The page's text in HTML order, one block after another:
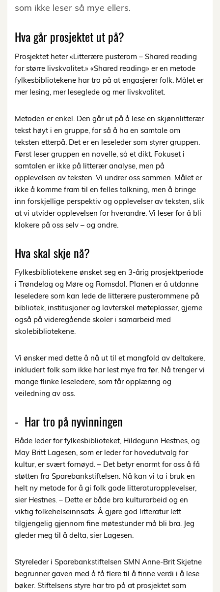
som ikke leser så mye ellers.
Hva går prosjektet ut på?
Prosjektet heter «Litterære pusterom – Shared reading
for større livskvalitet.» «Shared reading» er en metode
fylkesbibliotekene har tro på at engasjerer folk. Målet er
mer lesing, mer leseglede og mer livskvalitet.
Metoden er enkel. Den går ut på å lese en skjønnlitterær
tekst høyt i en gruppe, for så å ha en samtale om
teksten etterpå. Det er en leseleder som styrer gruppen.
Først leser gruppen en novelle, så et dikt. Fokuset i
samtalen er ikke på litterær analyse, men på
opplevelsen av teksten. Vi undrer oss sammen. Målet er
ikke å komme fram til en felles tolkning, men å bringe
inn forskjellige perspektiv og opplevelser av teksten, slik
at vi utvider opplevelsen for hverandre. Vi leser for å bli
klokere på oss selv – og andre.
Hva skal skje nå?
Fylkesbibliotekene ønsket seg en 3-årig prosjektperiode
i Trøndelag og Møre og Romsdal. Planen er å utdanne
leseledere som kan lede de litterære pusterommene på
bibliotek, institusjoner og lavterskel møteplasser, gjerne
også på videregående skoler i samarbeid med
skolebibliotekene.
Vi ønsker med dette å nå ut til et mangfold av deltakere,
inkludert folk som ikke har lest mye fra før. Nå trenger vi
mange flinke leseledere, som får opplæring og
veiledning av oss.
- Har tro på nyvinningen
Både leder for fylkesbiblioteket, Hildegunn Hestnes, og
May Britt Lagesen, som er leder for hovedutvalg for
kultur, er svært fornøyd. – Det betyr enormt for oss å få
støtten fra Sparebankstiftelsen. Nå kan vi ta i bruk en
helt ny metode for å gi folk gode litteraturopplevelser,
sier Hestnes. – Dette er både bra kulturarbeid og en
viktig folkehelseinnsats. Å gjøre god litteratur lett
tilgjengelig gjennom fine møtestunder må bli bra. Jeg
gleder meg til å delta, sier Lagesen.
Styreleder i Sparebankstiftelsen SMN Anne-Brit Skjetne
begrunner gaven med å få flere til å finne verdi i å lese
bøker. Stiftelsens styre har tro på at prosjektet som